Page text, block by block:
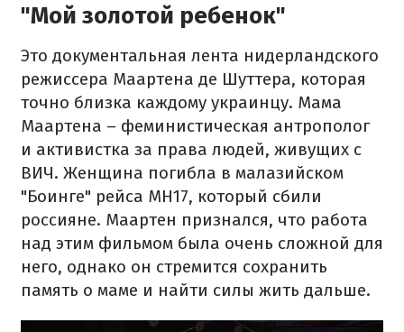
"Мой золотой ребенок"
Это документальная лента нидерландского
режиссера Маартена де Шуттера, которая
точно близка каждому украинцу. Мама
Маартена – феминистическая антрополог
и активистка за права людей, живущих с
ВИЧ. Женщина погибла в малазийском
"Боинге" рейса МН17, который сбили
россияне. Маартен признался, что работа
над этим фильмом была очень сложной для
него, однако он стремится сохранить
память о маме и найти силы жить дальше.